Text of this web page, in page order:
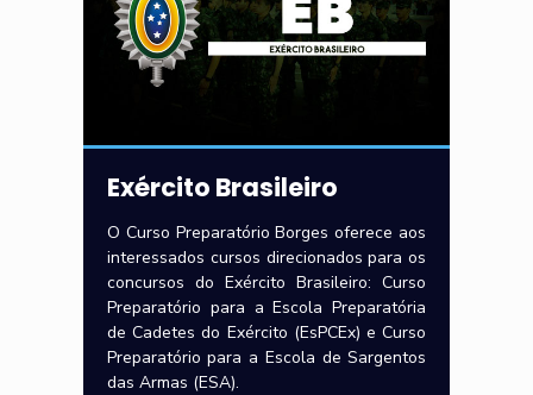
Exército Brasileiro
O Curso Preparatório Borges oferece aos
interessados cursos direcionados para os
concursos do Exército Brasileiro: Curso
Preparatório para a Escola Preparatória
de Cadetes do Exército (EsPCEx) e Curso
Preparatório para a Escola de Sargentos
das Armas (ESA).